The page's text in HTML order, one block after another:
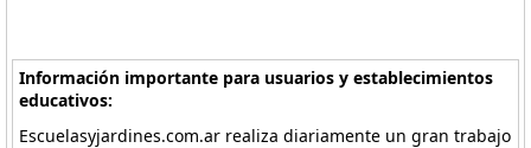
Información importante para usuarios y establecimientos
educativos:
Escuelasyjardines.com.ar realiza diariamente un gran trabajo